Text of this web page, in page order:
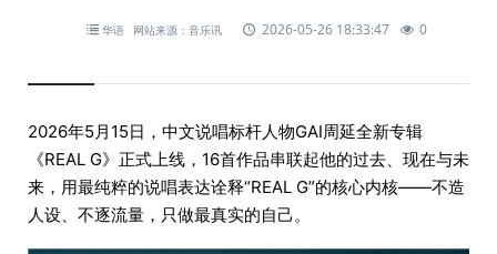
华语 网站来源：音乐讯 2026-05-26 18:33:47 0
2026年5月15日，中文说唱标杆人物GAI周延全新专辑
《REAL G》正式上线，16首作品串联起他的过去、现在与未
来，用最纯粹的说唱表达诠释“REAL G”的核心内核——不造
人设、不逐流量，只做最真实的自己。